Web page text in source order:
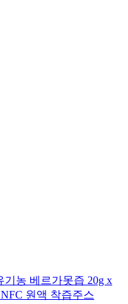
농 베르가못즙 20g x
원액 착즙주스